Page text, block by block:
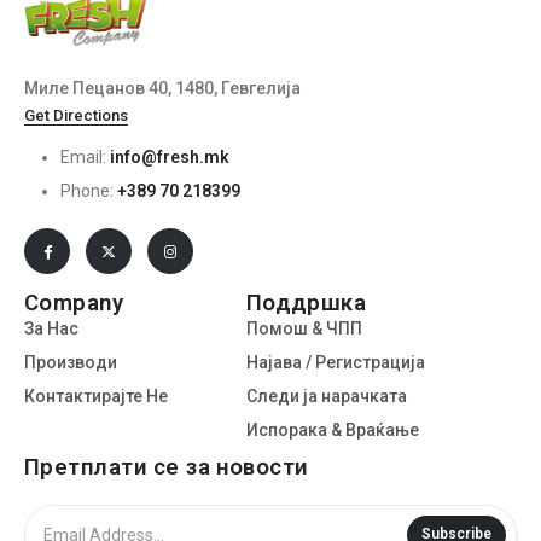
Миле Пецанов 40, 1480, Гевгелија
Get Directions
Email: info@fresh.mk
Phone: +389 70 218399
Company
За Нас
Производи
Контактирајте Не
Поддршка
Помош & ЧПП
Најава / Регистрација
Следи ја нарачката
Испорака & Враќање
Претплати се за новости
Subscribe